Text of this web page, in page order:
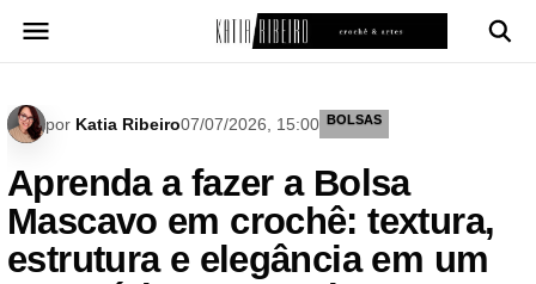
para
por Katia Ribeiro07/07/2026, 15:00 BOLSAS
Aprenda a fazer a Bolsa
Mascavo em crochê: textura,
estrutura e elegância em um